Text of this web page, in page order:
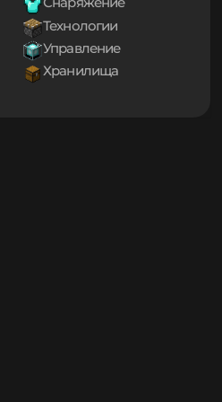
Генерация мира
Еда
Магия